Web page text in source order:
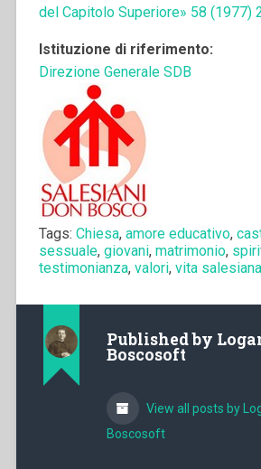
del Capitolo Superiore» 58 (1977)
Istituzione di riferimento:
Direzione Generale SDB
Tags: Chiesa, amore educativo,
sessuale, giovani, matrimonio,
testimonianza, valori, vita salesiana
Published by
Boscosoft
View all posts by
Boscosoft